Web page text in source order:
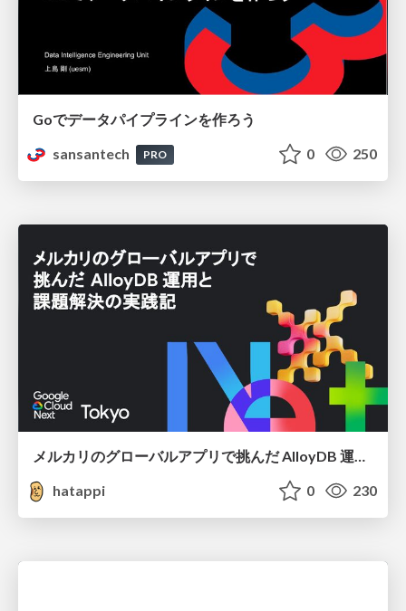
Goでデータパイプラインを作ろう
sansantech
PRO 0 250
メルカリのグローバルアプリで挑んだ AlloyDB 運用と課題解決の実践記
hatappi
0 230